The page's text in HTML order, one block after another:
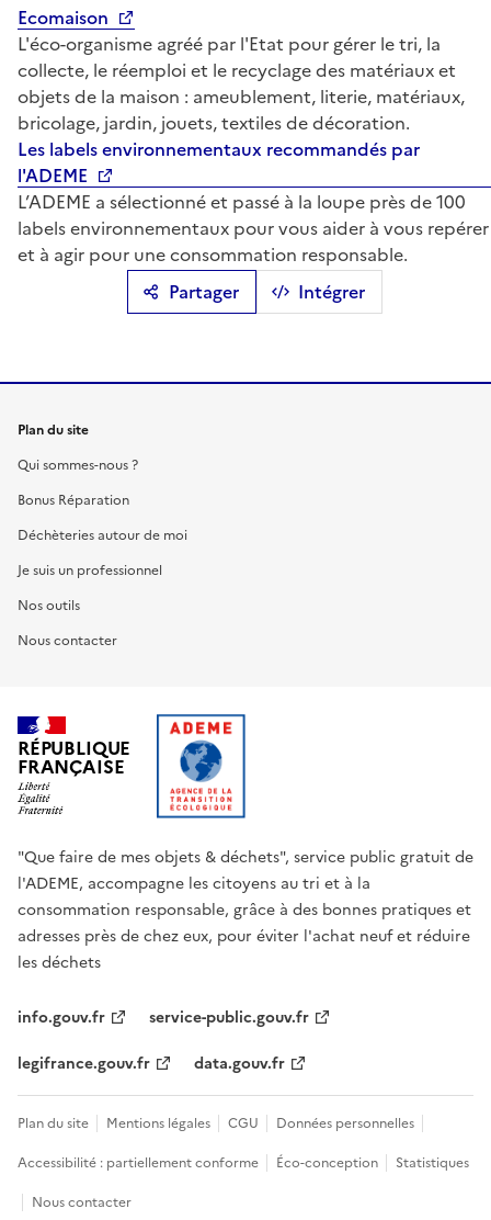
Partager Intégrer
Ecomaison
L'éco-organisme agréé par l'Etat pour gérer le tri, la
collecte, le réemploi et le recyclage des matériaux et
objets de la maison : ameublement, literie, matériaux,
bricolage, jardin, jouets, textiles de décoration.
Les labels environnementaux recommandés par
l'ADEME
L’ADEME a sélectionné et passé à la loupe près de 100
labels environnementaux pour vous aider à vous repérer
et à agir pour une consommation responsable.
Plan du site
Qui sommes-nous ?
Bonus Réparation
Déchèteries autour de moi
Je suis un professionnel
Nos outils
Nous contacter
RÉPUBLIQUE
FRANÇAISE
"Que faire de mes objets & déchets", service public gratuit de
l'ADEME, accompagne les citoyens au tri et à la
consommation responsable, grâce à des bonnes pratiques et
adresses près de chez eux, pour éviter l'achat neuf et réduire
les déchets
info.gouv.fr
service-public.gouv.fr
legifrance.gouv.fr
data.gouv.fr
Plan du site Mentions légales CGU
Données personnelles
Accessibilité : partiellement conforme
Éco-conception
Statistiques
Nous contacter